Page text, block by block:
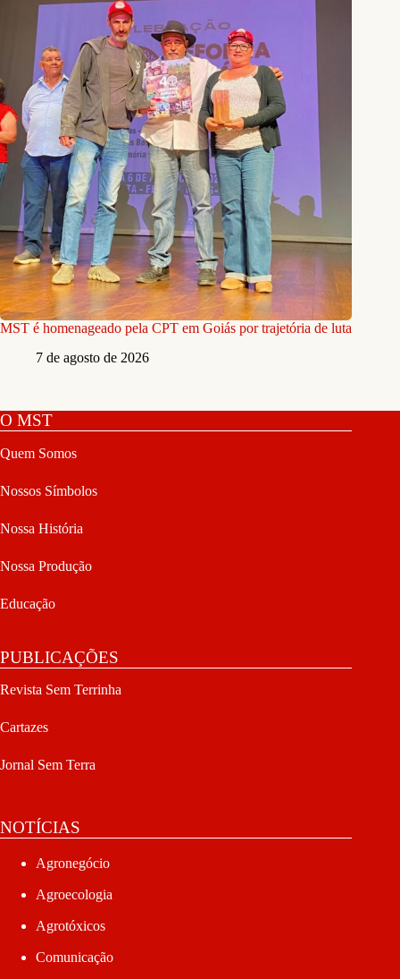
MST é homenageado pela CPT em Goiás por trajetória de luta
7 de agosto de 2026
O MST
Quem Somos
Nossos Símbolos
Nossa História
Nossa Produção
Educação
PUBLICAÇÕES
Revista Sem Terrinha
Cartazes
Jornal Sem Terra
NOTÍCIAS
Agronegócio
Agroecologia
Agrotóxicos
Comunicação